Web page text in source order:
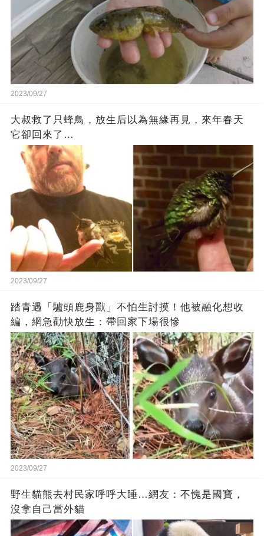
2023/09/27
大叔救了只蜂鳥，放生后以為無緣再見，來年春天
它卻回來了…
2023/09/27
踏青遇「驢頭鹿身獸」不怕生討摸！他被融化想收
編，網急勸快放生：帶回家下場很慘
2023/09/27
野生貓熊去村民家呼呼大睡…網友：不愧是國寶，
沒拿自己當外貓